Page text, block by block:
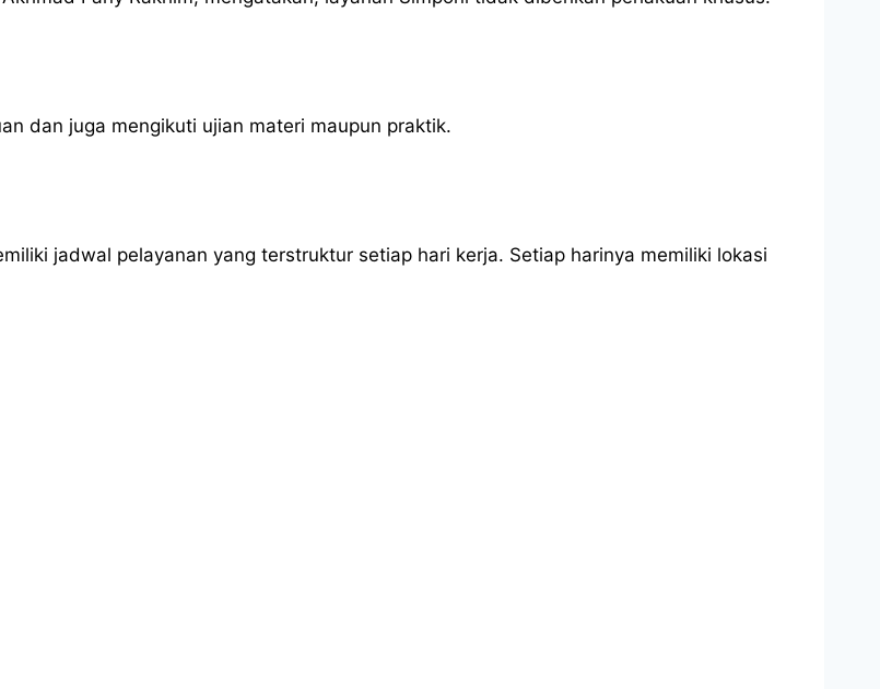
dan juga mengikuti ujian materi maupun praktik.
jadwal pelayanan yang terstruktur setiap hari kerja. Setiap harinya memiliki lokasi